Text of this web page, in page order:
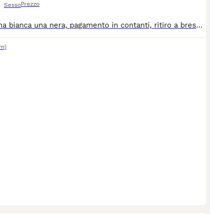
SessoPrezzo
disponili una bianca una nera, pagamento in contanti, ritiro a bresso (MI) o eventualmente consegno nei dintorni, non hanno ancora microchip, ma sono sverminate ed è stato effettuato trattamento pulci